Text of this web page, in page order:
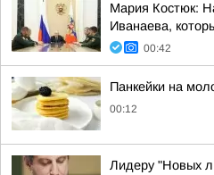
Мария Костюк:
Иванаева,
00:42
Панкейки на
00:12
Лидеру "Новых